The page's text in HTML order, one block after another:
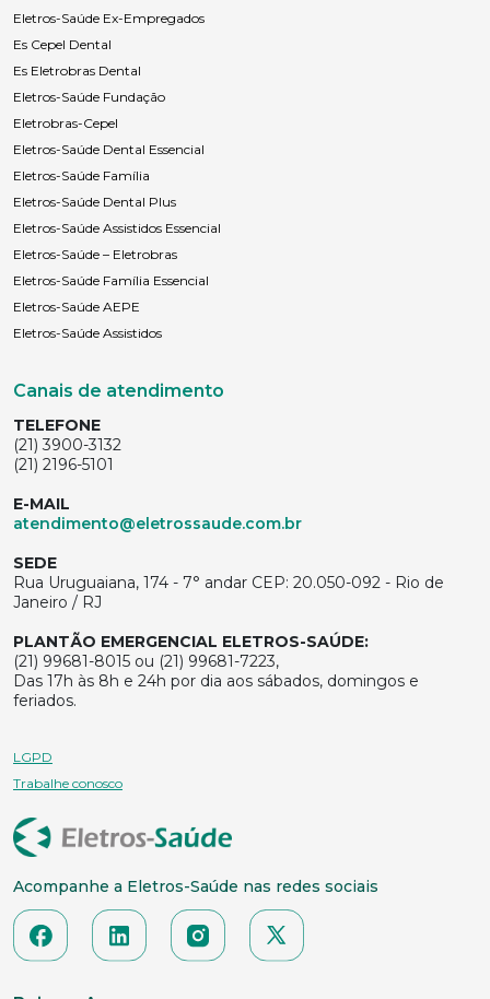
Eletros-Saúde Ex-Empregados
Es Cepel Dental
Es Eletrobras Dental
Eletros-Saúde Fundação
Eletrobras-Cepel
Eletros-Saúde Dental Essencial
Eletros-Saúde Família
Eletros-Saúde Dental Plus
Eletros-Saúde Assistidos Essencial
Eletros-Saúde – Eletrobras
Eletros-Saúde Família Essencial
Eletros-Saúde AEPE
Eletros-Saúde Assistidos
Canais de atendimento
TELEFONE
(21) 3900-3132
(21) 2196-5101
E-MAIL
atendimento@eletrossaude.com.br
SEDE
Rua Uruguaiana, 174 - 7° andar CEP: 20.050-092 - Rio de
Janeiro / RJ
PLANTÃO EMERGENCIAL ELETROS-SAÚDE:
(21) 99681-8015 ou (21) 99681-7223,
Das 17h às 8h e 24h por dia aos sábados, domingos e
feriados.
LGPD
Trabalhe conosco
Acompanhe a Eletros-Saúde nas redes sociais